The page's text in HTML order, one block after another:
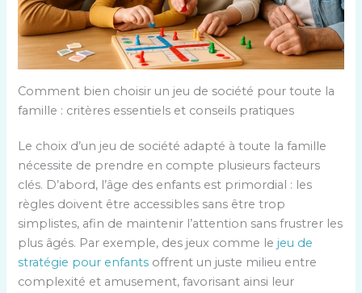
Comment bien choisir un jeu de société pour toute la
famille : critères essentiels et conseils pratiques
Le choix d’un jeu de société adapté à toute la famille
nécessite de prendre en compte plusieurs facteurs
clés. D’abord, l’âge des enfants est primordial : les
règles doivent être accessibles sans être trop
simplistes, afin de maintenir l’attention sans frustrer les
plus âgés. Par exemple, des jeux comme le jeu de
stratégie pour enfants offrent un juste milieu entre
complexité et amusement, favorisant ainsi leur